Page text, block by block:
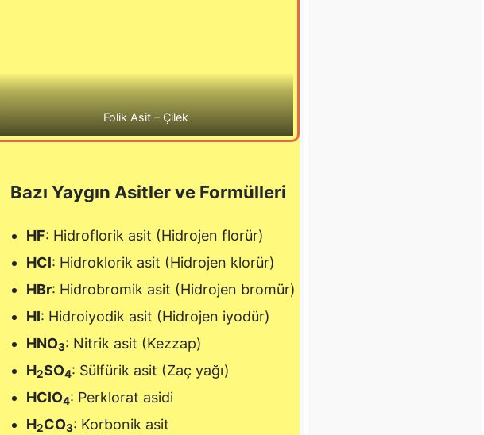
Folik Asit – Çilek
Bazı Yaygın Asitler ve Formülleri
HF: Hidroflorik asit (Hidrojen florür)
HCl: Hidroklorik asit (Hidrojen klorür)
HBr: Hidrobromik asit (Hidrojen bromür)
HI: Hidroiyodik asit (Hidrojen iyodür)
HNO3: Nitrik asit (Kezzap)
H2SO4: Sülfürik asit (Zaç yağı)
HClO4: Perklorat asidi
H2CO3: Korbonik asit